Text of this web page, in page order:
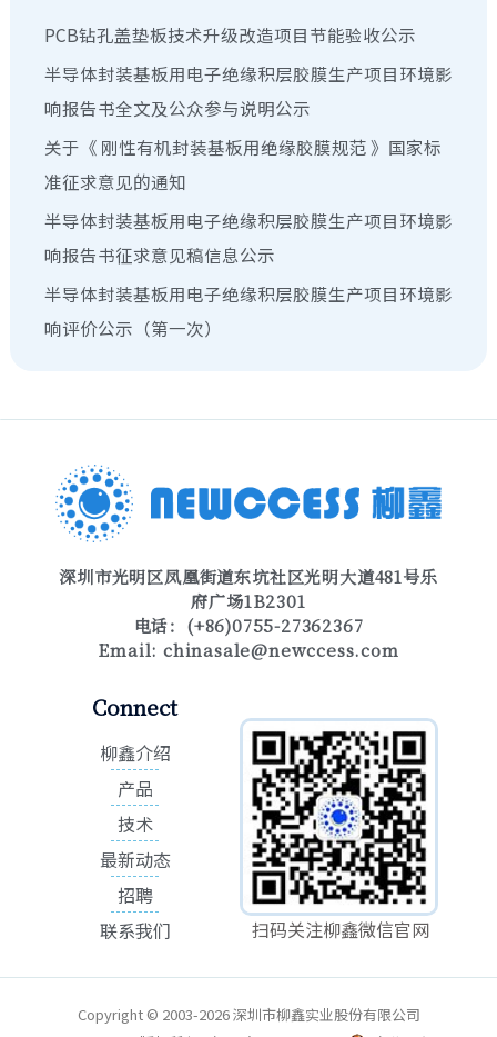
PCB钻孔盖垫板技术升级改造项目节能验收公示
半导体封装基板用电子绝缘积层胶膜生产项目环境影
响报告书全文及公众参与说明公示
关于《 刚性有机封装基板⽤绝缘胶膜规范 》国家标
准征求意见的通知
半导体封装基板用电子绝缘积层胶膜生产项目环境影
响报告书征求意见稿信息公示
半导体封装基板用电子绝缘积层胶膜生产项目环境影
响评价公示（第一次）
深圳市光明区凤凰街道东坑社区光明大道481号乐
府广场1B2301
电话：(+86)0755-27362367
Email: chinasale@newccess.com
Connect
柳鑫介绍
产品
技术
最新动态
招聘
联系我们
扫码关注柳鑫微信官网
Copyright © 2003-2026 深圳市柳鑫实业股份有限公司